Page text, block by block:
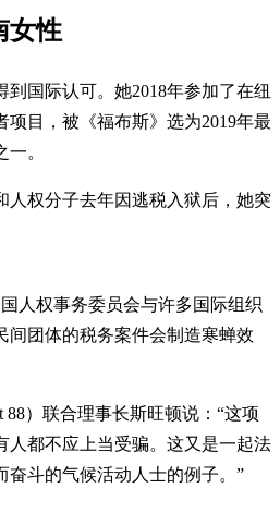
女性
国际认可。她2018年参加了在纽
项目，被《福布斯》选为2019年最
。
人权分子去年因逃税入狱后，她突
人权事务委员会与许多国际组织
间团体的税务案件会制造寒蝉效
88）联合理事长斯旺顿说：“这项
人都不应上当受骗。这又是一起法
奋斗的气候活动人士的例子。”